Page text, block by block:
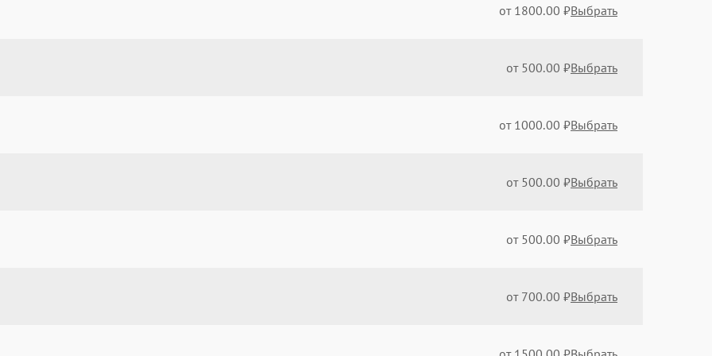
от 1800.00 ₽Выбрать
от 500.00 ₽Выбрать
от 1000.00 ₽Выбрать
от 500.00 ₽Выбрать
от 500.00 ₽Выбрать
от 700.00 ₽Выбрать